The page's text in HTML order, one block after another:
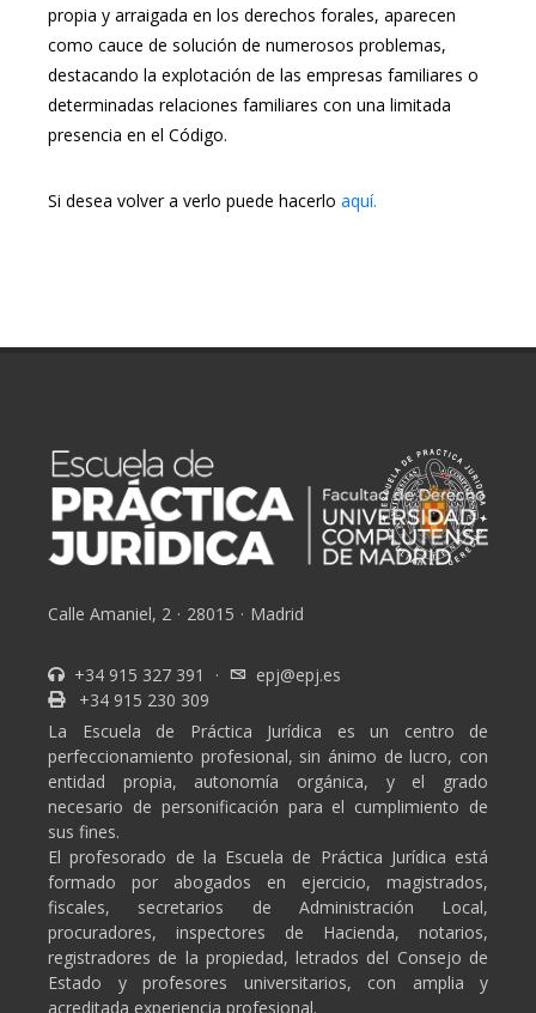
propia y arraigada en los derechos forales, aparecen
como cauce de solución de numerosos problemas,
destacando la explotación de las empresas familiares o
determinadas relaciones familiares con una limitada
presencia en el Código.
Si desea volver a verlo puede hacerlo aquí.
Calle Amaniel, 2 · 28015 · Madrid
+34 915 327 391 ·
epj@epj.es
+34 915 230 309
La Escuela de Práctica Jurídica es un centro de
perfeccionamiento profesional, sin ánimo de lucro, con
entidad propia, autonomía orgánica, y el grado
necesario de personificación para el cumplimiento de
sus fines.
El profesorado de la Escuela de Práctica Jurídica está
formado por abogados en ejercicio, magistrados,
fiscales, secretarios de Administración Local,
procuradores, inspectores de Hacienda, notarios,
registradores de la propiedad, letrados del Consejo de
Estado y profesores universitarios, con amplia y
acreditada experiencia profesional.